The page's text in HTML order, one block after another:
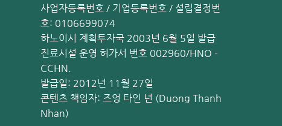
폐렴구균 백신 접종 스케줄 (베트남 기준)
백신은 빠를수록 좋지만, 국가별·백신 종류별로 권장 일
(PCV10)와 프리베나 13(PCV13)이 있으며, 두 제품 모두 벨
6개월 미만 영아: 총 4회 (6~8주차 1차, 3~4개월 2차,
12개월 미만(미접종자): 총 3회 (1차, 1개월 후 2차, 2차
1세~6세 미만(미접종자): 총 2회 (1차, 2개월 후 2차)
사업자등록번호 / 기업등록번호 / 설립결정번
호: 0106699074
하노이시 계획투자국 2003년 6월 5일 발급
진료시설 운영 허가서 번호 002960/HNO -
CCHN.
발급일: 2012년 11월 27일
콘텐츠 책임자: 즈엉 타인 년 (Duong Thanh
Nhan)